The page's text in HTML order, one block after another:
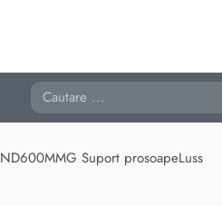
Cautare
Suport prosoapeLuss